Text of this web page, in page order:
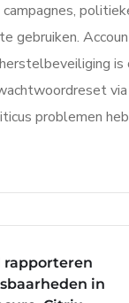
gebruiken.
is
problemen
rapporteren
in